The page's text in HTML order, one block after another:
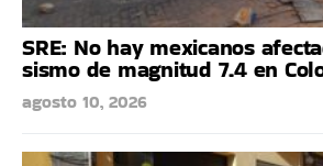
SRE: No hay mexicanos
sismo de magnitud 7.4 en
agosto 10, 2026